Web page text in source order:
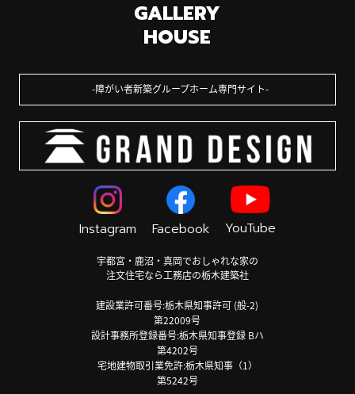
GALLERY
HOUSE
障がい者新築グループホーム専門サイト
Instagram Facebook YouTube
宇都宮・鹿沼・真岡でおしゃれな家の
注文住宅なら工務店の栃木建築社
建設業許可番号:栃木県知事許可 (般-2)
第22009号
設計事務所登録番号:栃木県知事登録 Bハ
第4202号
宅地建物取引業免許:栃木県知事（1）
第5242号